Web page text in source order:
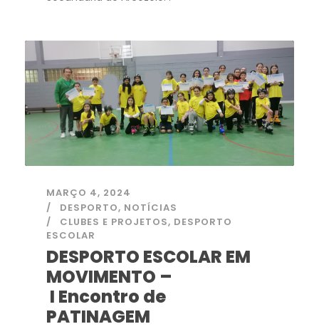
MARÇO 4, 2024
DESPORTO, NOTÍCIAS
CLUBES E PROJETOS, DESPORTO
ESCOLAR
DESPORTO ESCOLAR EM
MOVIMENTO –
I Encontro de
PATINAGEM